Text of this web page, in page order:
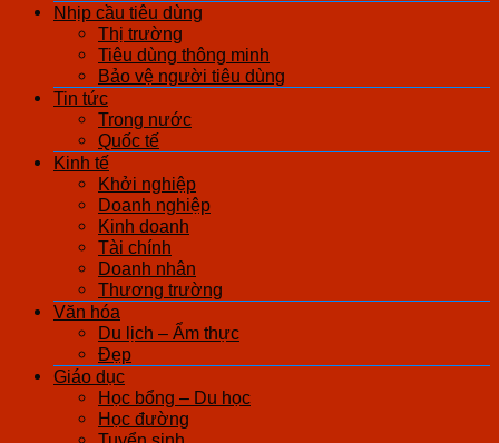
Nhịp cầu tiêu dùng
Thị trường
Tiêu dùng thông minh
Bảo vệ người tiêu dùng
Tin tức
Trong nước
Quốc tế
Kinh tế
Khởi nghiệp
Doanh nghiệp
Kinh doanh
Tài chính
Doanh nhân
Thương trường
Văn hóa
Du lịch – Ẩm thực
Đẹp
Giáo dục
Học bổng – Du học
Học đường